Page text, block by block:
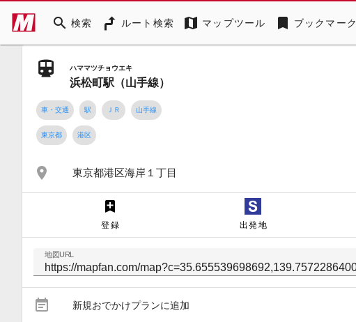
search 検索 ルート検索 map マップツール bookmark ブックマーク
ハママツチョウエキ
浜松町駅（山手線）
車・交通 駅 ＪＲ 山手線
東京都 港区
place 東京都港区海岸１丁目
登録 出発地
地図URL
event_note 新規おでかけプランに追加